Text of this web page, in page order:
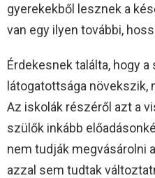
gyerekekből lesznek a
van egy ilyen további,
Érdekesnek találta, hogy a
látogatottsága növekszik,
Az iskolák részéről azt a
szülők inkább
nem tudják megvásárolni
azzal sem tudtak